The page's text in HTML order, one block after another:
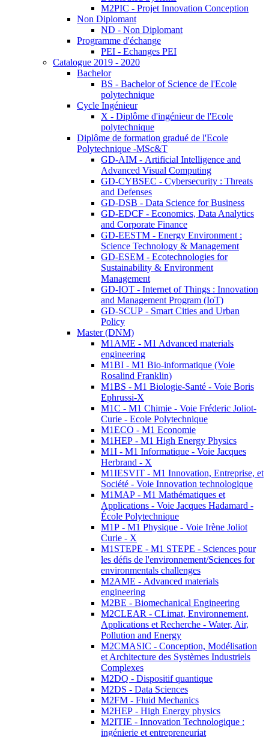
M2PIC - Projet Innovation Conception
Non Diplomant
ND - Non Diplomant
Programme d'échange
PEI - Echanges PEI
Catalogue 2019 - 2020
Bachelor
BS - Bachelor of Science de l'Ecole
polytechnique
Cycle Ingénieur
X - Diplôme d'ingénieur de l'Ecole
polytechnique
Diplôme de formation gradué de l'Ecole
Polytechnique -MSc&T
GD-AIM - Artificial Intelligence and
Advanced Visual Computing
GD-CYBSEC - Cybersecurity : Threats
and Defenses
GD-DSB - Data Science for Business
GD-EDCF - Economics, Data Analytics
and Corporate Finance
GD-EESTM - Energy Environment :
Science Technology & Management
GD-ESEM - Ecotechnologies for
Sustainability & Environment
Management
GD-IOT - Internet of Things : Innovation
and Management Program (IoT)
GD-SCUP - Smart Cities and Urban
Policy
Master (DNM)
M1AME - M1 Advanced materials
engineering
M1BI - M1 Bio-informatique (Voie
Rosalind Franklin)
M1BS - M1 Biologie-Santé - Voie Boris
Ephrussi-X
M1C - M1 Chimie - Voie Fréderic Joliot-
Curie - Ecole Polytechnique
M1ECO - M1 Economie
M1HEP - M1 High Energy Physics
M1I - M1 Informatique - Voie Jacques
Herbrand - X
M1IESVIT - M1 Innovation, Entreprise, et
Société - Voie Innovation technologique
M1MAP - M1 Mathématiques et
Applications - Voie Jacques Hadamard -
École Polytechnique
M1P - M1 Physique - Voie Irène Joliot
Curie - X
M1STEPE - M1 STEPE - Sciences pour
les défis de l'environnement/Sciences for
environmentals challenges
M2AME - Advanced materials
engineering
M2BE - Biomechanical Engineering
M2CLEAR - CLimat, Environnement,
Applications et Recherche - Water, Air,
Pollution and Energy
M2CMASIC - Conception, Modélisation
et Architecture des Systèmes Industriels
Complexes
M2DQ - Dispositif quantique
M2DS - Data Sciences
M2FM - Fluid Mechanics
M2HEP - High Energy physics
M2ITIE - Innovation Technologique :
ingénierie et entrepreneuriat